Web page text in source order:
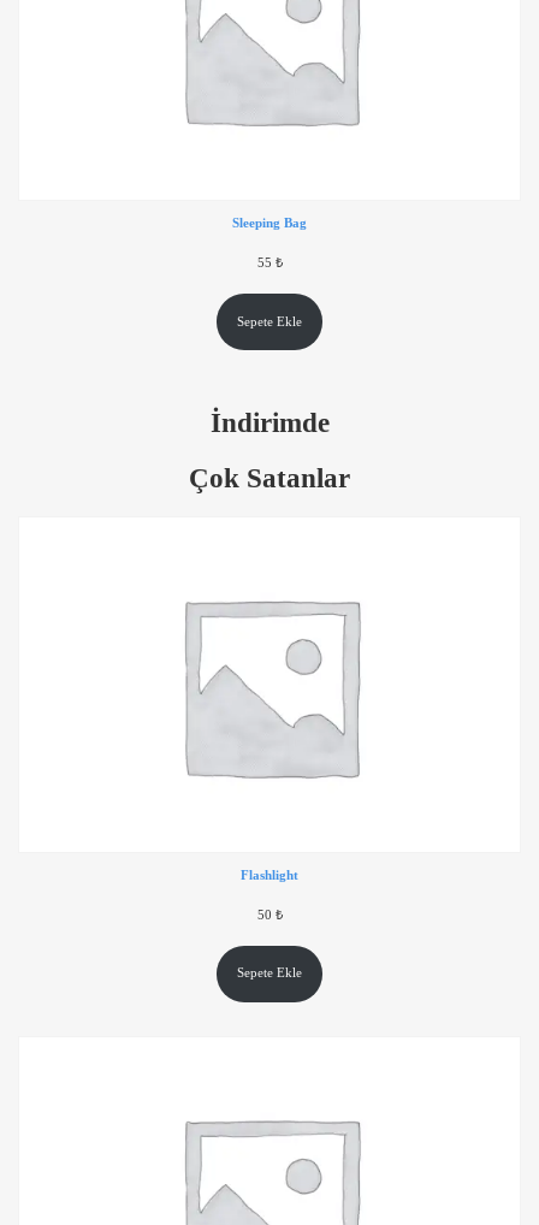
Sleeping Bag
55 ₺
Sepete Ekle
İndirimde
Çok Satanlar
Flashlight
50 ₺
Sepete Ekle